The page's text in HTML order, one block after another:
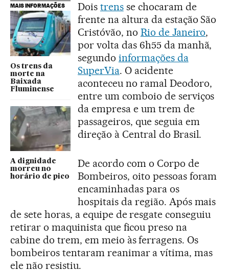
MAIS INFORMAÇÕES
Os trens da
morte na
Baixada
Fluminense
A dignidade
morreu no
horário de pico
Dois trensse chocaram de
frente na altura da estação São
Cristóvão, no Rio de Janeiro,
por volta das 6h55 da manhã,
segundo informações da
SuperVia. O acidente
aconteceu no ramal Deodoro,
entre um comboio de serviços
da empresa e um trem de
passageiros, que seguia em
direção à Central do Brasil.
De acordo com o Corpo de
Bombeiros, oito pessoas foram
encaminhadas para os
hospitais da região. Após mais
de sete horas, a equipe de resgate conseguiu
retirar o maquinista que ficou preso na
cabine do trem, em meio às ferragens. Os
bombeiros tentaram reanimar a vítima, mas
ele não resistiu.